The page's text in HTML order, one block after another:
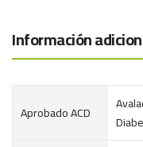
Información
Aprobado ACD